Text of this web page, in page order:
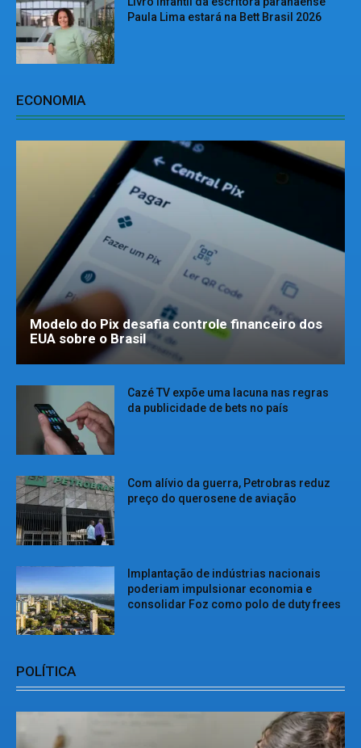
Paula Lima estará na Bett Brasil 2026
ECONOMIA
Modelo do Pix desafia controle financeiro dos
EUA sobre o Brasil
Cazé TV expõe uma lacuna nas regras
da publicidade de bets no país
Com alívio da guerra, Petrobras reduz
preço do querosene de aviação
Implantação de indústrias nacionais
poderiam impulsionar economia e
consolidar Foz como polo de duty frees
POLÍTICA